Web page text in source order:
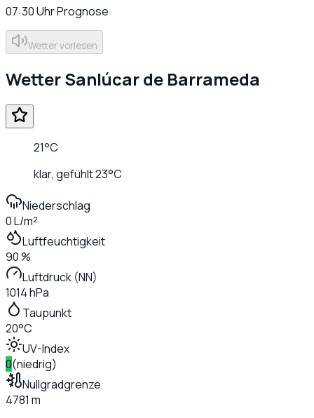
07:30UhrPrognose
Wetter vorlesen
WetterSanlúcar de Barrameda
21°C
klar, gefühlt23°C
Niederschlag
0 L/m²
Luftfeuchtigkeit
90 %
Luftdruck (NN)
1014 hPa
Taupunkt
20°C
UV-Index
0(niedrig)
Nullgradgrenze
4781 m